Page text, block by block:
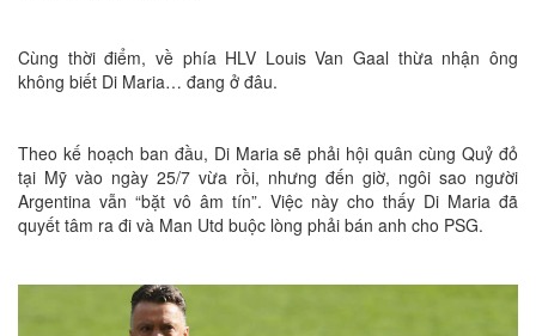
Cùng thời điểm, về phía HLV Louis Van Gaal thừa nhận ông
không biết Di Maria… đang ở đâu.
Theo kế hoạch ban đầu, Di Maria sẽ phải hội quân cùng Quỷ đỏ
tại Mỹ vào ngày 25/7 vừa rồi, nhưng đến giờ, ngôi sao người
Argentina vẫn “bặt vô âm tín”. Việc này cho thấy Di Maria đã
quyết tâm ra đi và Man Utd buộc lòng phải bán anh cho PSG.